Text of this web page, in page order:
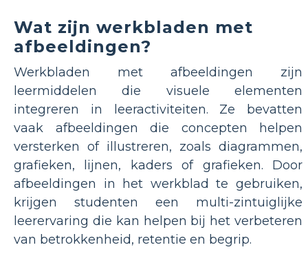
Wat zijn werkbladen met
afbeeldingen?
Werkbladen met afbeeldingen zijn
leermiddelen die visuele elementen
integreren in leeractiviteiten. Ze bevatten
vaak afbeeldingen die concepten helpen
versterken of illustreren, zoals diagrammen,
grafieken, lijnen, kaders of grafieken. Door
afbeeldingen in het werkblad te gebruiken,
krijgen studenten een multi-zintuiglijke
leerervaring die kan helpen bij het verbeteren
van betrokkenheid, retentie en begrip.